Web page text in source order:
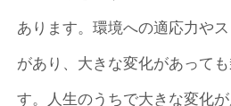
あります。環境への適応力や
があり、大きな変化があって
す。人生のうちで大きな変化